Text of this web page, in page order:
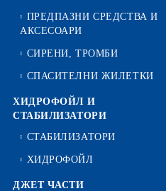
ПРЕДПАЗНИ СРЕДСТВА И
АКСЕСОАРИ
СИРЕНИ, ТРОМБИ
СПАСИТЕЛНИ ЖИЛЕТКИ
ХИДРОФОЙЛ И
СТАБИЛИЗАТОРИ
СТАБИЛИЗАТОРИ
ХИДРОФОЙЛ
ДЖЕТ ЧАСТИ